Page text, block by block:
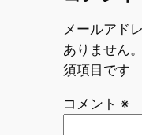
メールアド
ありません。
須項目です
コメント ※